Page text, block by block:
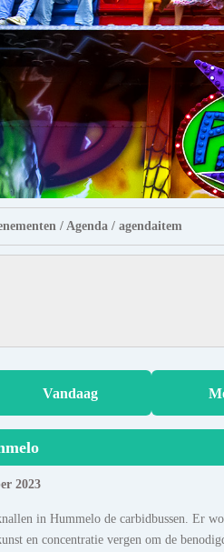
/ Agenda / agendaitem
Vandaag
2023
in Hummelo de carbidbussen. Er
en concentratie vergen om de